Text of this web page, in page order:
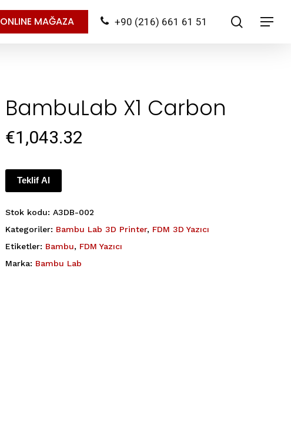
ONLINE MAĞAZA +90 (216) 661 61 51 search
Menu
BambuLab X1 Carbon
€1,043.32
Teklif Al
Stok kodu:A3DB-002
Kategoriler: Bambu Lab 3D Printer, FDM 3D Yazıcı
Etiketler: Bambu, FDM Yazıcı
Marka: Bambu Lab